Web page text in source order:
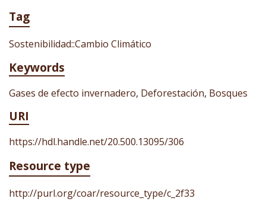
Tag
Sostenibilidad::Cambio Climático
Keywords
Gases de efecto invernadero, Deforestación, Bosques
URI
https://hdl.handle.net/20.500.13095/306
Resource type
http://purl.org/coar/resource_type/c_2f33